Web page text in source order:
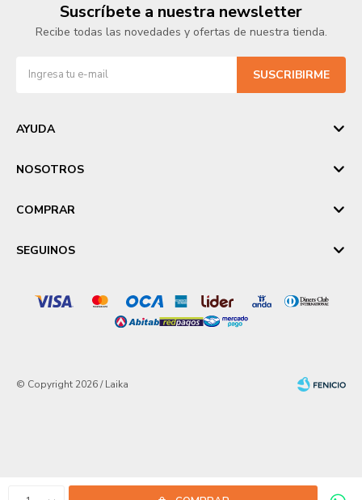
Suscríbete a nuestra newsletter
Recibe todas las novedades y ofertas de nuestra tienda.
SUSCRIBIRME
AYUDA
NOSOTROS
COMPRAR
SEGUINOS
© Copyright 2026 / Laika